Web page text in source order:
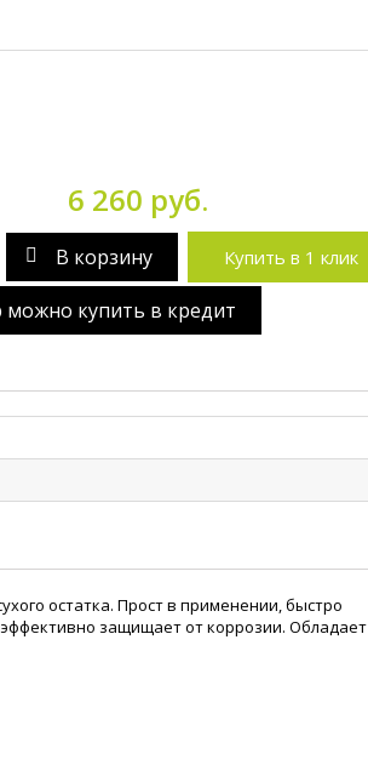
6 260 руб.
В корзину Купить в 1 клик
можно купить в кредит
остатка. Прост в применении, быстро
защищает от коррозии. Обладает